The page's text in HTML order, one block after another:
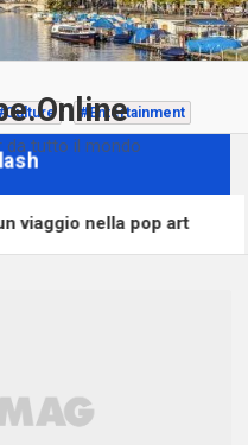
da tutto il mondo
#Entertainment
viaggio nella pop art